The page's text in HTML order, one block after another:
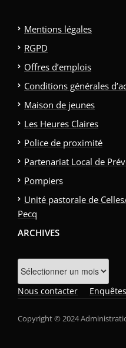
Mentions légales
RGPD
Offres d’emplois
Conditions générales
Maison de jeunes
Les Heures Claires
Police de proximité
Partenariat Local de
Pompiers
Unité pastorale de
Pecq
ARCHIVES
Archives
Nous contacter
Copyright © 2024